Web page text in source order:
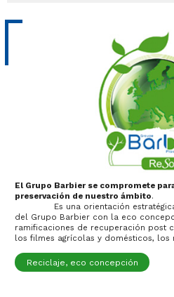
El Grupo Barbier se compromete
preservación de nuestro ámbito
Es una orientación estratégica
del Grupo Barbier con la eco
ramificaciones de recuperación post
los filmes agrícolas y domésticos, los
Reciclaje, eco concepción